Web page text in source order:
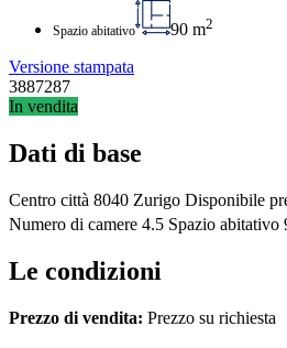
Spazio abitativo 90 m2
Versione stampata
3887287
In vendita
Dati di base
Centro città 8040 Zurigo Disponibile
Numero di camere 4.5 Spazio abitativo
Le condizioni
Prezzo di vendita: Prezzo su richiesta